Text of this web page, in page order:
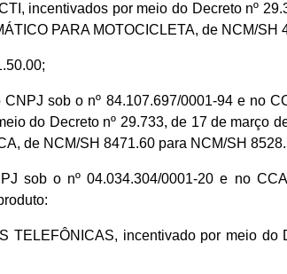
incentivados por meio do Decreto nº
PARA MOTOCICLETA, de NCM/SH
sob o nº 84.107.697/0001-94 e no
do Decreto nº 29.733, de 17 de março
de NCM/SH 8471.60 para NCM/SH
sob o nº 04.034.304/0001-20 e no
TELEFÔNICAS, incentivado por meio